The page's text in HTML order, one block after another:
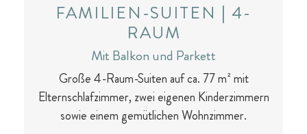
FAMILIEN-SUITEN | 4-
RAUM
Mit Balkon und Parkett
Große 4-Raum-Suiten auf ca. 77 m² mit
Elternschlafzimmer, zwei eigenen Kinderzimmern
sowie einem gemütlichen Wohnzimmer.